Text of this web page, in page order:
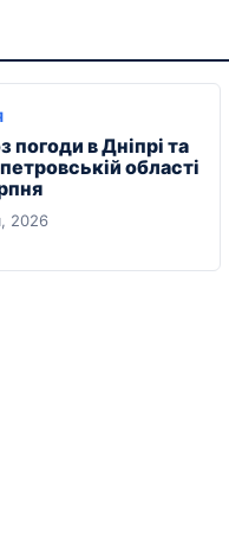
погоди в Дніпрі та
області
2026